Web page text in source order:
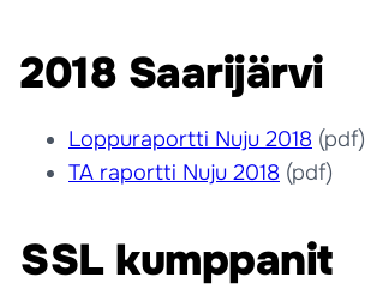
2018 Saarijärvi
Loppuraportti Nuju 2018 (pdf)
TA raportti Nuju 2018 (pdf)
SSL kumppanit